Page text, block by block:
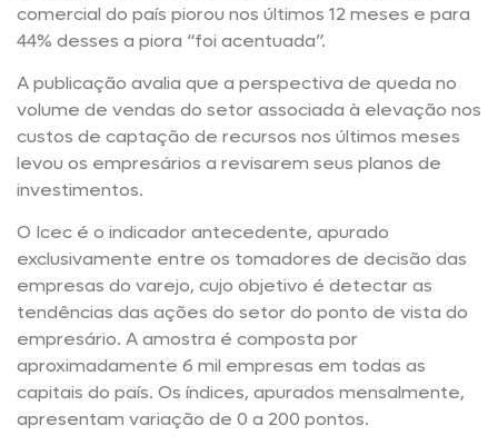
comercial do país piorou nos últimos 12 meses e para
44% desses a piora “foi acentuada”.
A publicação avalia que a perspectiva de queda no
volume de vendas do setor associada à elevação nos
custos de captação de recursos nos últimos meses
levou os empresários a revisarem seus planos de
investimentos.
O Icec é o indicador antecedente, apurado
exclusivamente entre os tomadores de decisão das
empresas do varejo, cujo objetivo é detectar as
tendências das ações do setor do ponto de vista do
empresário. A amostra é composta por
aproximadamente 6 mil empresas em todas as
capitais do país. Os índices, apurados mensalmente,
apresentam variação de 0 a 200 pontos.